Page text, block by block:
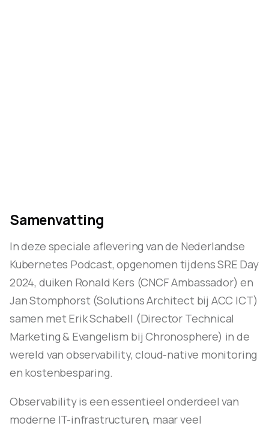
Samenvatting
In deze speciale aflevering van de Nederlandse
Kubernetes Podcast, opgenomen tijdens SRE Day
2024, duiken Ronald Kers (CNCF Ambassador) en
Jan Stomphorst (Solutions Architect bij ACC ICT)
samen met Erik Schabell (Director Technical
Marketing & Evangelism bij Chronosphere) in de
wereld van observability, cloud-native monitoring
en kostenbesparing.
Observability is een essentieel onderdeel van
moderne IT-infrastructuren, maar veel